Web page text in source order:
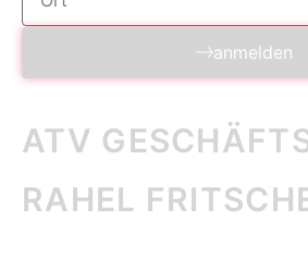
anmelden
ATV
RAHEL